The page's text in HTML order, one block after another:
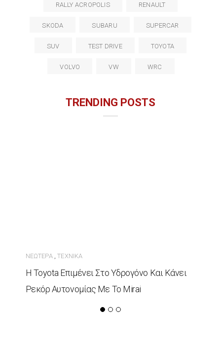
RALLY ACROPOLIS RENAULT
SKODA SUBARU SUPERCAR
SUV TEST DRIVE TOYOTA
VOLVO VW WRC
TRENDING POSTS
ΝΕΏΤΕΡΑ,ΤΕΧΝΙΚΆ
Η Toyota Επιμένει Στο Υδρογόνο Και Κάνει
Ρεκόρ Αυτονομίας Με Το Mirai